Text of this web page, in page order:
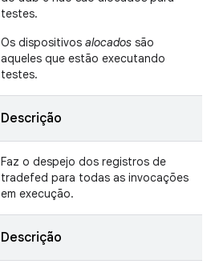
testes.
Os dispositivos alocados são
aqueles que estão executando
testes.
Descrição
Faz o despejo dos registros de
tradefed para todas as invocações
em execução.
Descrição